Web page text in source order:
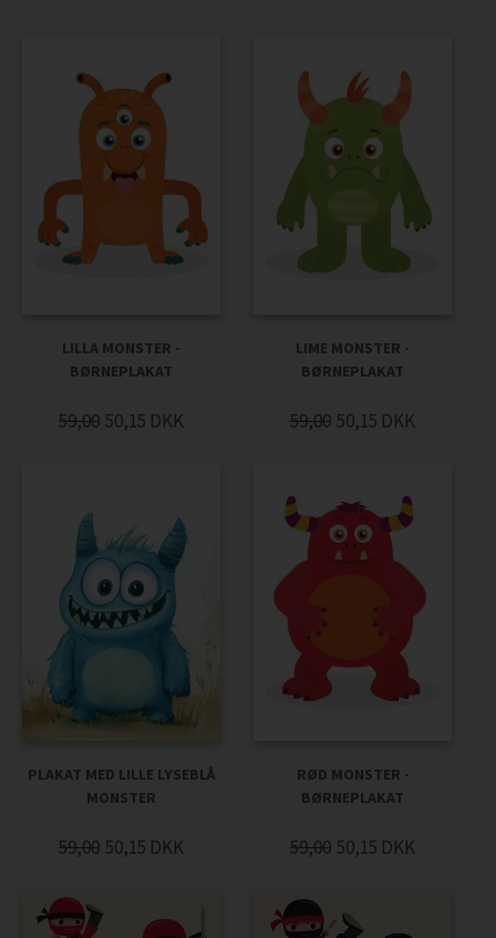
LILLA MONSTER -
BØRNEPLAKAT
59,00 50,15 DKK
LIME MONSTER -
BØRNEPLAKAT
59,00 50,15 DKK
PLAKAT MED LILLE LYSEBLÅ
MONSTER
59,00 50,15 DKK
RØD MONSTER -
BØRNEPLAKAT
59,00 50,15 DKK